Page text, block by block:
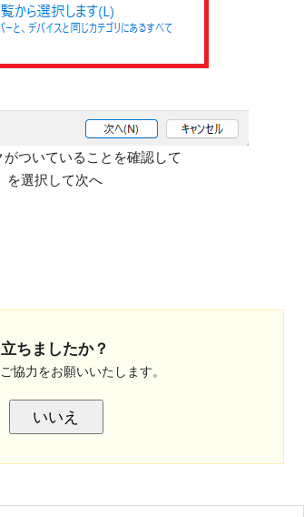
ついていることを確認して
を選択して次へ
ちましたか？
協力をお願いいたします。
いいえ